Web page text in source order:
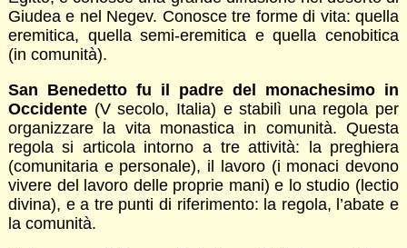
Giudea e nel Negev. Conosce tre forme di vita: quella
eremitica, quella semi-eremitica e quella cenobitica
(in comunità).
San Benedetto fu il padre del monachesimo in
Occidente(V secolo, Italia) e stabilì una regola per
organizzare la vita monastica in comunità. Questa
regola si articola intorno a tre attività: la preghiera
(comunitaria e personale), il lavoro (i monaci devono
vivere del lavoro delle proprie mani) e lo studio (lectio
divina), e a tre punti di riferimento: la regola, l’abate e
la comunità.